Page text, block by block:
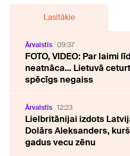
Lasītākie
Ārvalstīs 09:37
FOTO, VIDEO: Par laimi
neatnāca… Lietuvā
spēcīgs negaiss
Ārvalstīs 12:23
Lielbritānijai izdots
Dolārs Aleksanders,
gadus vecu zēnu